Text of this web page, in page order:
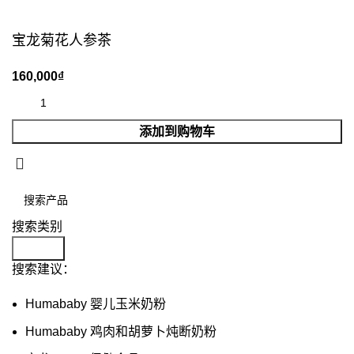
宝龙菊花人参茶
添加到购物车
搜索类别
搜索建议：
Humababy 婴儿玉米奶粉
Humababy 鸡肉和胡萝卜炖断奶粉